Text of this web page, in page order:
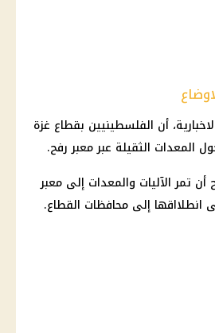
أن الفلسطينيين بقطاع غزة
المعدات الثقيلة عبر معبر رفح.
تمر الآليات والمعدات إلى معبر
انطلااقها إلى محافظات القطاع.